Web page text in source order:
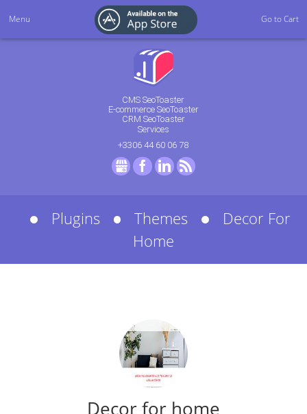
CMS SeoToaster
E-commerce SeoToaster
CRM SeoToaster
Services
+3306 44 60 06 78
GMB FacebookLinkedIn
Plugins Themes
Decor For
Home
Decor for home
Menu Go to Cart